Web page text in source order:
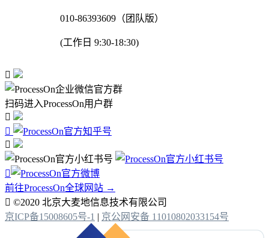
010-86393609（团队版）
(工作日 9:30-18:30)

扫码进入ProcessOn用户群




前往ProcessOn全球网站 →
 ©2020 北京大麦地信息技术有限公司
京ICP备15008605号-1 | 京公网安备 11010802033154号